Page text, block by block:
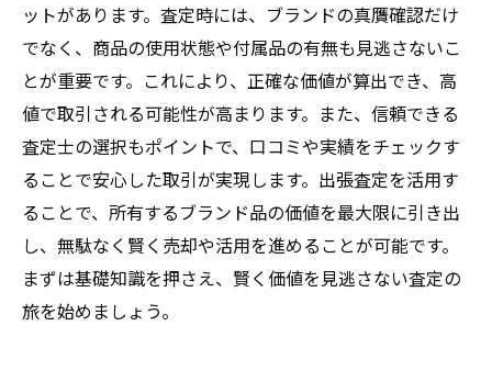
ットがあります。査定時には、ブランドの真贋確認だけ
でなく、商品の使用状態や付属品の有無も見逃さないこ
とが重要です。これにより、正確な価値が算出でき、高
値で取引される可能性が高まります。また、信頼できる
査定士の選択もポイントで、口コミや実績をチェックす
ることで安心した取引が実現します。出張査定を活用す
ることで、所有するブランド品の価値を最大限に引き出
し、無駄なく賢く売却や活用を進めることが可能です。
まずは基礎知識を押さえ、賢く価値を見逃さない査定の
旅を始めましょう。